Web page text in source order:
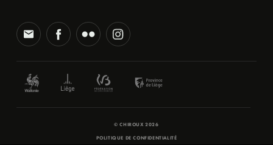
© CHIROUX 2026
POLITIQUE DE CONFIDENTIALITÉ